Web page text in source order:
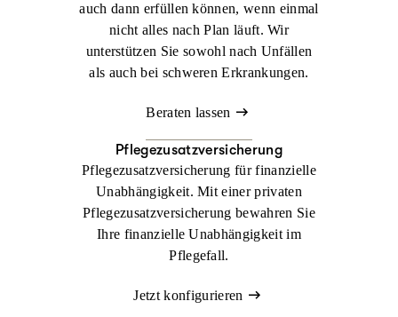
auch dann erfüllen können, wenn einmal
nicht alles nach Plan läuft. Wir
unterstützen Sie sowohl nach Unfällen
als auch bei schweren Erkrankungen.
Beraten lassen
Pflegezusatzversicherung
Pflegezusatzversicherung für finanzielle
Unabhängigkeit. Mit einer privaten
Pflegezusatzversicherung bewahren Sie
Ihre finanzielle Unabhängigkeit im
Pflegefall.
Jetzt konfigurieren